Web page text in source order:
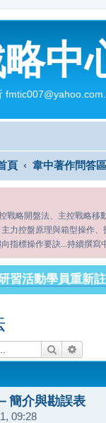
中
頁 韋中著作問答區
戰略開盤法、主控戰略
力控盤原理與箱型操作
指標操作要訣...持續撰寫
習活動學員重新
搜尋
簡介與勘誤表
09:28